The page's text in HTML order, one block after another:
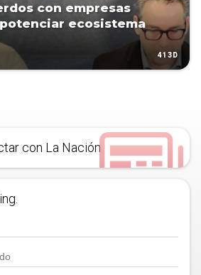
con empresas
ecosistema
413D
con La Nación